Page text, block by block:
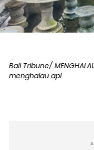
Bali Tribune/
menghalau api